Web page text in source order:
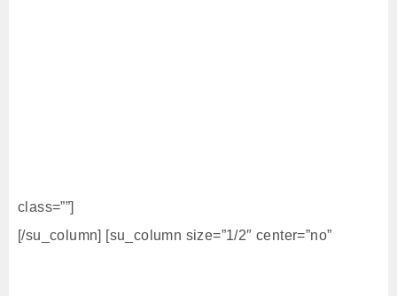
class=””]
[/su_column] [su_column size=”1/2″ center=”no”